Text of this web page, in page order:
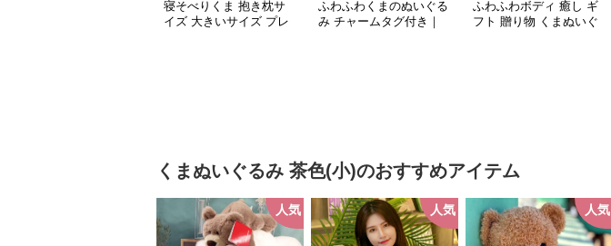
寝そべりくま 抱き枕サ
イズ 大きいサイズ プレ
ふわふわくまのぬいぐる
み チャームタグ付き｜
ふわふわボディ 癒し ギ
フト 贈り物 くまぬいぐ
くまぬいぐるみ 茶色(小)のおすすめアイテム
人気 人気 人気